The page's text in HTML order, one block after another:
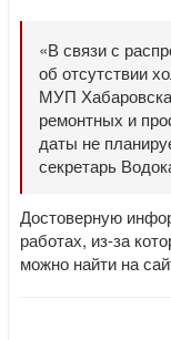
«В связи с
об отсутствии
МУП
ремонтных и
даты не
секретарь
Достоверную
работах, из-за
можно найти на